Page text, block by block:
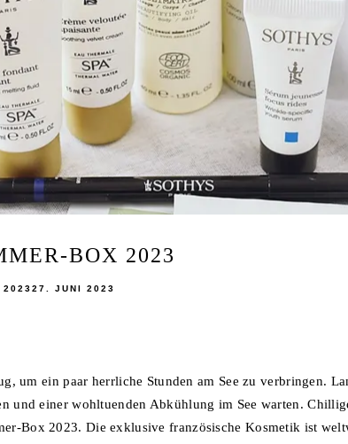
BOX 2023
27. JUNI 2023
um ein paar herrliche Stunden am See zu verbringen.
und einer wohltuenden Abkühlung im See warten.
Box 2023. Die exklusive französische Kosmetik ist